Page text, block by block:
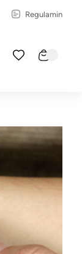
Regulamin